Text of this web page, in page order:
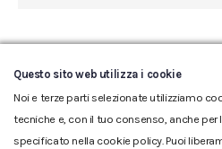
… 84
Questo sito web utilizza i cookie
Noi e terze parti selezionate utilizziamo
tecniche e, con il tuo consenso, anche
specificato nella cookie policy. Puoi